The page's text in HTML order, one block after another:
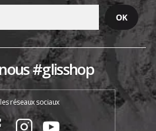
#glisshop
réseaux sociaux